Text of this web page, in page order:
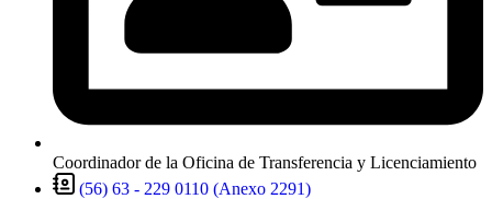
Coordinador de la Oficina de Transferencia y Licenciamiento
(56) 63 - 229 0110 (Anexo 2291)